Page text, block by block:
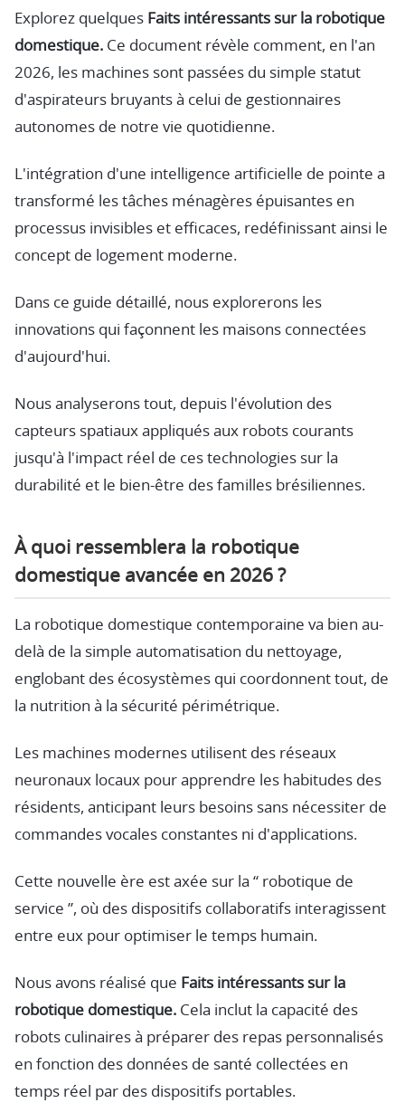
Explorez quelques Faits intéressants sur la robotique
domestique. Ce document révèle comment, en l'an
2026, les machines sont passées du simple statut
d'aspirateurs bruyants à celui de gestionnaires
autonomes de notre vie quotidienne.
L'intégration d'une intelligence artificielle de pointe a
transformé les tâches ménagères épuisantes en
processus invisibles et efficaces, redéfinissant ainsi le
concept de logement moderne.
Dans ce guide détaillé, nous explorerons les
innovations qui façonnent les maisons connectées
d'aujourd'hui.
Nous analyserons tout, depuis l'évolution des
capteurs spatiaux appliqués aux robots courants
jusqu'à l'impact réel de ces technologies sur la
durabilité et le bien-être des familles brésiliennes.
À quoi ressemblera la robotique
domestique avancée en 2026 ?
La robotique domestique contemporaine va bien au-
delà de la simple automatisation du nettoyage,
englobant des écosystèmes qui coordonnent tout, de
la nutrition à la sécurité périmétrique.
Les machines modernes utilisent des réseaux
neuronaux locaux pour apprendre les habitudes des
résidents, anticipant leurs besoins sans nécessiter de
commandes vocales constantes ni d'applications.
Cette nouvelle ère est axée sur la “ robotique de
service ”, où des dispositifs collaboratifs interagissent
entre eux pour optimiser le temps humain.
Nous avons réalisé que Faits intéressants sur la
robotique domestique. Cela inclut la capacité des
robots culinaires à préparer des repas personnalisés
en fonction des données de santé collectées en
temps réel par des dispositifs portables.